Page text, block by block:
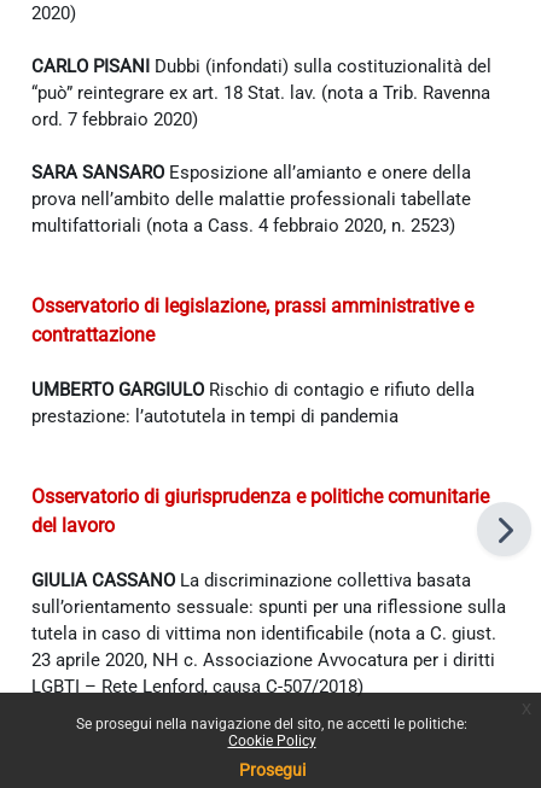
Se prosegui nella navigazione del sito, ne accetti le politiche:
Cookie Policy
Prosegui
2020)
CARLO PISANI Dubbi (infondati) sulla costituzionalità del
“può” reintegrare ex art. 18 Stat. lav. (nota a Trib. Ravenna
ord. 7 febbraio 2020)
SARA SANSARO Esposizione all’amianto e onere della
prova nell’ambito delle malattie professionali tabellate
multifattoriali (nota a Cass. 4 febbraio 2020, n. 2523)
Osservatorio di legislazione, prassi amministrative e
contrattazione
UMBERTO GARGIULO Rischio di contagio e rifiuto della
prestazione: l’autotutela in tempi di pandemia
Osservatorio di giurisprudenza e politiche comunitarie
del lavoro
GIULIA CASSANO La discriminazione collettiva basata
sull’orientamento sessuale: spunti per una riflessione sulla
tutela in caso di vittima non identificabile (nota a C. giust.
23 aprile 2020, NH c. Associazione Avvocatura per i diritti
LGBTI – Rete Lenford, causa C-507/2018)